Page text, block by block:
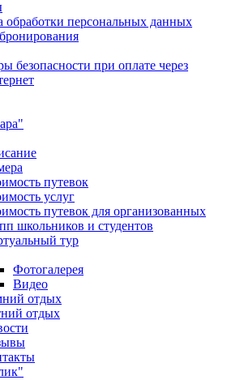
обработки персональных данных
безопасности при оплате через
путевок
услуг
путевок для организованных
школьников и студентов
тур
Фотогалерея
Видео
отдых
отдых